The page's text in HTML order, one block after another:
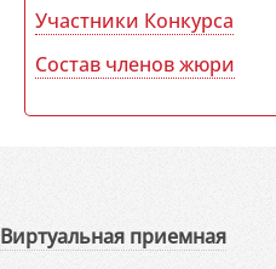
Участники Конкурса
Состав членов жюри
Виртуальная приемная